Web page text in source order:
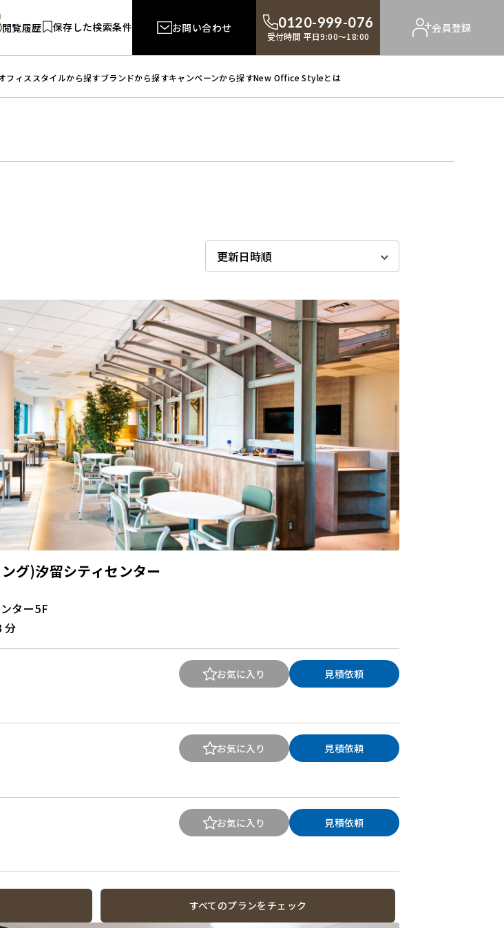
閲覧履歴 保存した検索条件 お問い合わせ 0120-999-076
受付時間 平日9:00～18:00
会員登録
フィススタイルから探すブランドから探すキャンペーンから探すNew Office Styleとは
グ)汐留シティセンター
ター5F
分
お気に入り 見積依頼
お気に入り 見積依頼
お気に入り 見積依頼
すべてのプランをチェック